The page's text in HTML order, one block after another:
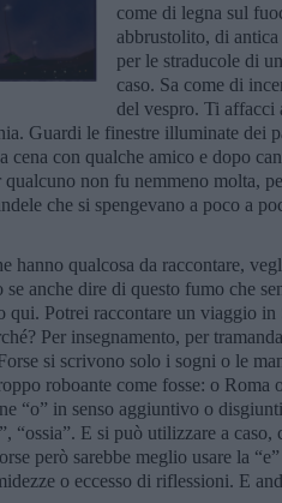
come di legna sul
abbrustolito, di antica
per le straducole di
caso. Sa come di
del vespro. Ti affacci
Guardi le finestre illuminate dei
cena con qualche amico e dopo
qualcuno non fu nemmeno molta,
che si spengevano a poco a
hanno qualcosa da raccontare,
anche dire di questo fumo che
qui. Potrei raccontare un viaggio in
Per insegnamento, per
si scrivono solo i sogni o le
roboante come fosse: o Roma
“o” in senso aggiuntivo o
“ossia”. E si può utilizzare a caso,
però sarebbe meglio usare la
o eccesso di riflessioni. E